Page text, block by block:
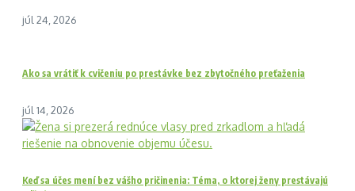
júl 24, 2026
Ako sa vrátiť k cvičeniu po prestávke bez zbytočného preťaženia
júl 14, 2026
Keď sa účes mení bez vášho pričinenia: Téma, o ktorej ženy prestávajú